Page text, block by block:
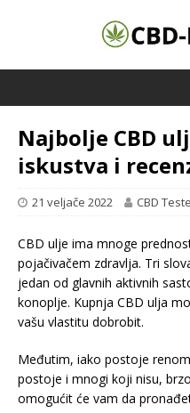
Najbolje CBD
iskustva i
21 veljače 2022 CBD
CBD ulje ima mnoge
pojačivačem zdravlja. Tri
jedan od glavnih aktivnih
konoplje. Kupnja CBD ulja
vašu vlastitu dobrobit.
Međutim, iako postoje
postoje i mnogi koji nisu,
omogućit će vam da